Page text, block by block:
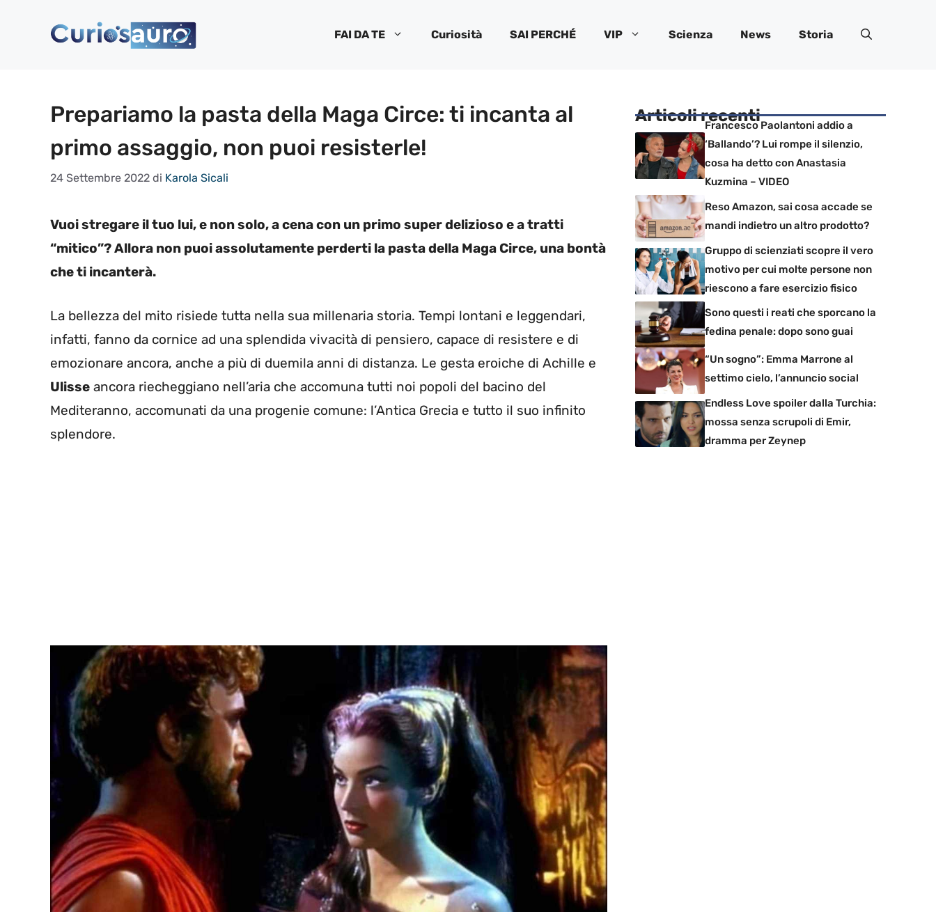
FAI DA TE Curiosità SAI PERCHÉ VIP Scienza News Storia
Prepariamo la pasta della Maga Circe: ti incanta al
primo assaggio, non puoi resisterle!
24 Settembre 2022 di Karola Sicali
Vuoi stregare il tuo lui, e non solo, a cena con un primo super delizioso e a tratti
“mitico”? Allora non puoi assolutamente perderti la pasta della Maga Circe, una bontà
che ti incanterà.
La bellezza del mito risiede tutta nella sua millenaria storia. Tempi lontani e leggendari,
infatti, fanno da cornice ad una splendida vivacità di pensiero, capace di resistere e di
emozionare ancora, anche a più di duemila anni di distanza. Le gesta eroiche di Achille e
Ulisse ancora riecheggiano nell’aria che accomuna tutti noi popoli del bacino del
Mediteranno, accomunati da una progenie comune: l’Antica Grecia e tutto il suo infinito
splendore.
Articoli recentiFrancesco Paolantoni addio a
‘Ballando’? Lui rompe il silenzio,
cosa ha detto con Anastasia
Kuzmina – VIDEO
Reso Amazon, sai cosa accade se
mandi indietro un altro prodotto?
Gruppo di scienziati scopre il vero
motivo per cui molte persone non
riescono a fare esercizio fisico
Sono questi i reati che sporcano la
fedina penale: dopo sono guai
“Un sogno”: Emma Marrone al
settimo cielo, l’annuncio social
Endless Love spoiler dalla Turchia:
mossa senza scrupoli di Emir,
dramma per Zeynep